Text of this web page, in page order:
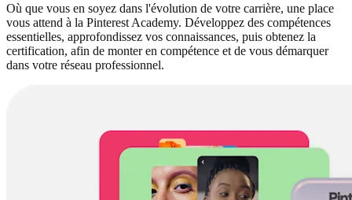
Où que vous en soyez dans l'évolution de votre carrière, une place
vous attend à la Pinterest Academy. Développez des compétences
essentielles, approfondissez vos connaissances, puis obtenez la
certification, afin de monter en compétence et de vous démarquer
dans votre réseau professionnel.